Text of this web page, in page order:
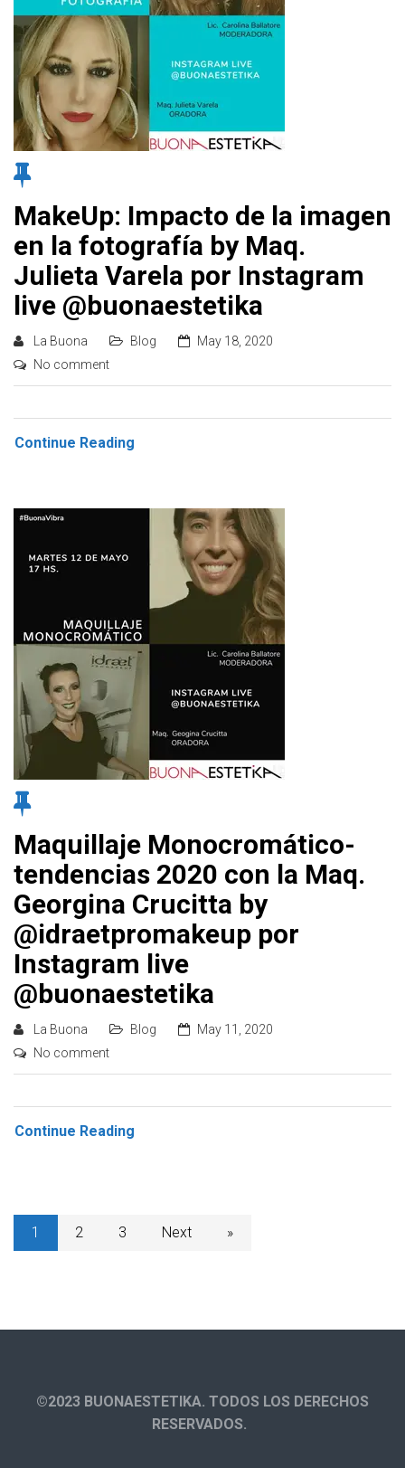
MakeUp: Impacto de la imagen
en la fotografía by Maq.
Julieta Varela por Instagram
live @buonaestetika
La Buona Blog
May 18, 2020
No comment
Continue Reading
Maquillaje Monocromático-
tendencias 2020 con la Maq.
Georgina Crucitta by
@idraetpromakeup por
Instagram live
@buonaestetika
La Buona Blog
May 11, 2020
No comment
Continue Reading
1 2 3 Next »
©2023 BUONAESTETIKA. TODOS LOS DERECHOS
RESERVADOS.